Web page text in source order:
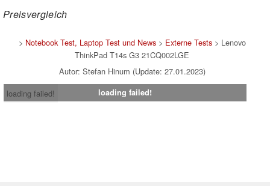
Preisvergleich
> Notebook Test, Laptop Test und News> Externe Tests> Lenovo
ThinkPad T14s G3 21CQ002LGE
Autor: Stefan Hinum (Update: 27.01.2023)
loading failed!
loading failed!